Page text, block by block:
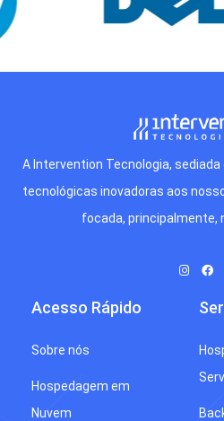
A Intervention Tecnologia,
tecnológicas inovadoras aos
focada, principalmente,
Acesso Rápido
Sobre nós
Hospedagem em
Nuvem